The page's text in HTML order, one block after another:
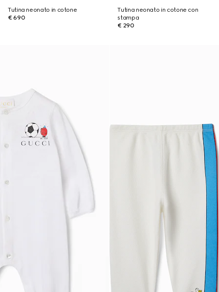
Tutina neonato in cotone
€ 690
Tutina neonato in cotone con
stampa
€ 290